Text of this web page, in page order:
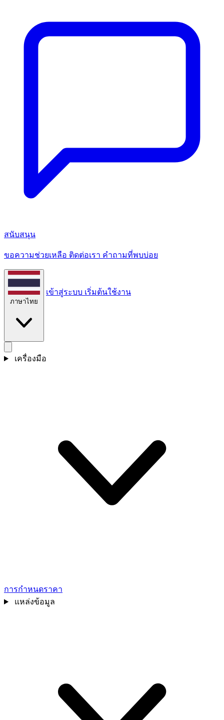
สนับสนุน
ขอความช่วยเหลือ ติดต่อเรา คําถามที่พบบ่อย
ภาษาไทย
เข้าสู่ระบบ เริ่มต้นใช้งาน
เครื่องมือ
การกำหนดราคา
แหล่งข้อมูล